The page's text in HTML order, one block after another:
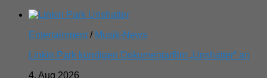
Entertainment / Musik-News
Linkin Park kündigen Dokumentarfilm „Unshatter“ an
4. Aug 2026